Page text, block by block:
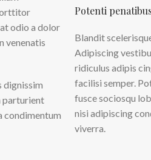
odio a dolor
venenatis
dignissim
parturient
condimentum
Potenti
Blandit
Adipiscing
ridiculus adipis
facilisi semper.
fusce sociosqu
nisi adipiscing
viverra.